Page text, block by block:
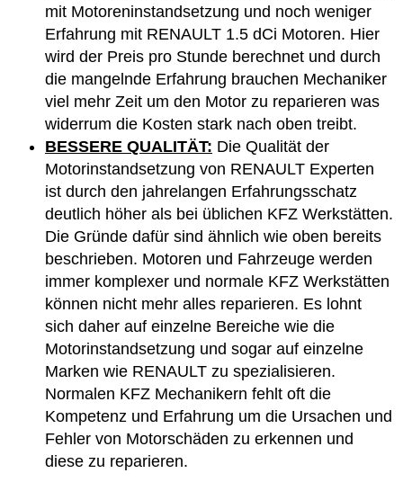
mit Motoreninstandsetzung und noch weniger
Erfahrung mit RENAULT 1.5 dCi Motoren. Hier
wird der Preis pro Stunde berechnet und durch
die mangelnde Erfahrung brauchen Mechaniker
viel mehr Zeit um den Motor zu reparieren was
widerrum die Kosten stark nach oben treibt.
BESSERE QUALITÄT: Die Qualität der
Motorinstandsetzung von RENAULT Experten
ist durch den jahrelangen Erfahrungsschatz
deutlich höher als bei üblichen KFZ Werkstätten.
Die Gründe dafür sind ähnlich wie oben bereits
beschrieben. Motoren und Fahrzeuge werden
immer komplexer und normale KFZ Werkstätten
können nicht mehr alles reparieren. Es lohnt
sich daher auf einzelne Bereiche wie die
Motorinstandsetzung und sogar auf einzelne
Marken wie RENAULT zu spezialisieren.
Normalen KFZ Mechanikern fehlt oft die
Kompetenz und Erfahrung um die Ursachen und
Fehler von Motorschäden zu erkennen und
diese zu reparieren.